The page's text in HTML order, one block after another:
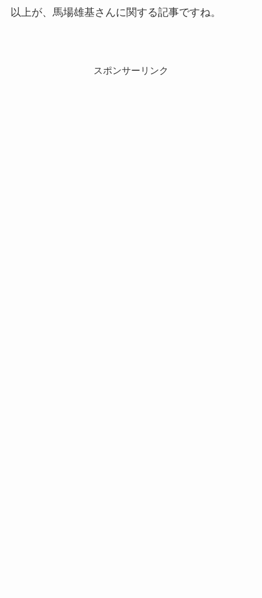
以上が、馬場雄基さんに関する記事ですね。
スポンサーリンク